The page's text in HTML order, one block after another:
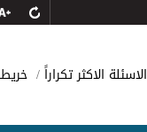
الاسئلة الاكثر تكراراً